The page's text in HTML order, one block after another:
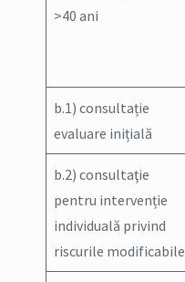
>40 ani
b.1) consultație
evaluare inițială
b.2) consultaţie
pentru intervenție
individuală privind
riscurile modificabile